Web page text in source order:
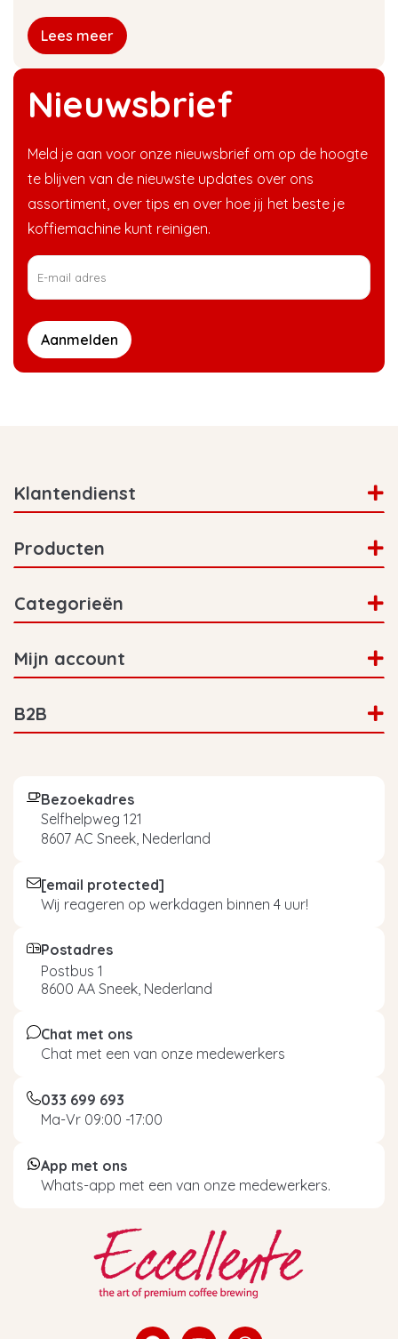
Nieuwsbrief
Meld je aan voor onze nieuwsbrief om op de hoogte
te blijven van de nieuwste updates over ons
assortiment, over tips en over hoe jij het beste je
koffiemachine kunt reinigen.
Aanmelden
Lees meer
Klantendienst
Producten
Categorieën
Mijn account
B2B
Bezoekadres
Selfhelpweg 121
8607 AC Sneek, Nederland
[email protected]
Wij reageren op werkdagen binnen 4 uur!
Postadres
Postbus 1
8600 AA Sneek, Nederland
Chat met ons
Chat met een van onze medewerkers
033 699 693
Ma-Vr 09:00 -17:00
App met ons
Whats-app met een van onze medewerkers.